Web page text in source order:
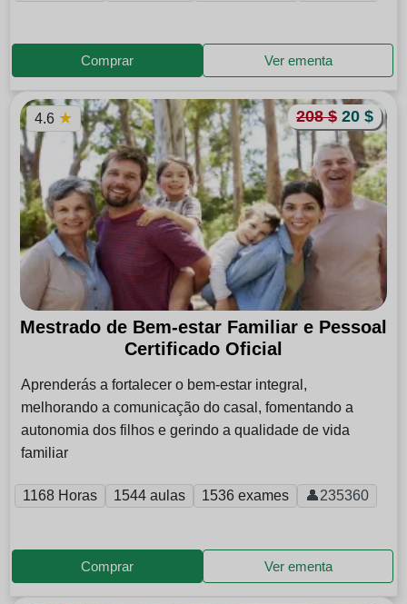
Comprar Ver ementa
Mestrado de Bem-estar Familiar e Pessoal
Certificado Oficial
208 $ 20 $
Aprenderás a fortalecer o bem-estar integral,
melhorando a comunicação do casal, fomentando a
autonomia dos filhos e gerindo a qualidade de vida
familiar
4.6 ★
1168 Horas 1544 aulas 1536 exames 👤235360
Comprar Ver ementa